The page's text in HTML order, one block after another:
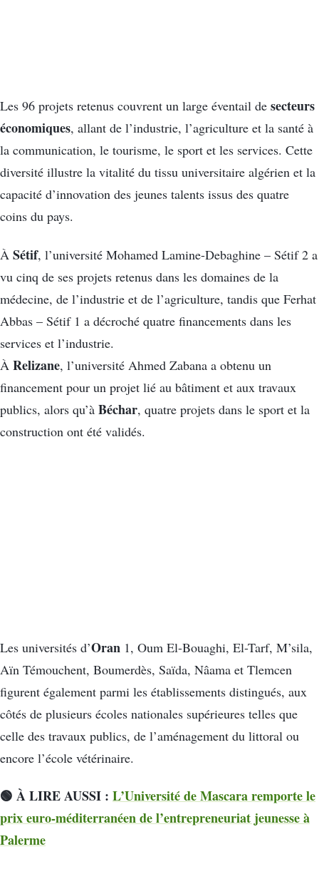
Les 96 projets retenus couvrent un large éventail de secteurs
économiques, allant de l’industrie, l’agriculture et la santé à
la communication, le tourisme, le sport et les services. Cette
diversité illustre la vitalité du tissu universitaire algérien et la
capacité d’innovation des jeunes talents issus des quatre
coins du pays.
À Sétif, l’université Mohamed Lamine-Debaghine – Sétif 2 a
vu cinq de ses projets retenus dans les domaines de la
médecine, de l’industrie et de l’agriculture, tandis que Ferhat
Abbas – Sétif 1 a décroché quatre financements dans les
services et l’industrie.
À Relizane, l’université Ahmed Zabana a obtenu un
financement pour un projet lié au bâtiment et aux travaux
publics, alors qu’à Béchar, quatre projets dans le sport et la
construction ont été validés.
Les universités d’Oran 1, Oum El-Bouaghi, El-Tarf, M’sila,
Aïn Témouchent, Boumerdès, Saïda, Nâama et Tlemcen
figurent également parmi les établissements distingués, aux
côtés de plusieurs écoles nationales supérieures telles que
celle des travaux publics, de l’aménagement du littoral ou
encore l’école vétérinaire.
🟢 À LIRE AUSSI : L’Université de Mascara remporte le
prix euro-méditerranéen de l’entrepreneuriat jeunesse à
Palerme